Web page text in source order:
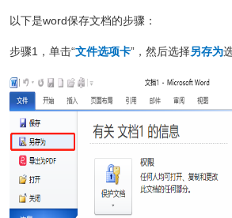
以下是word保存文档的步骤：
步骤1，单击“文件选项卡”，然后选择另存为